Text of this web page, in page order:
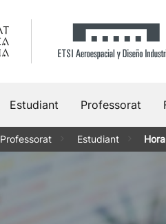
Estudiant Professorat
Professorat Estudiant